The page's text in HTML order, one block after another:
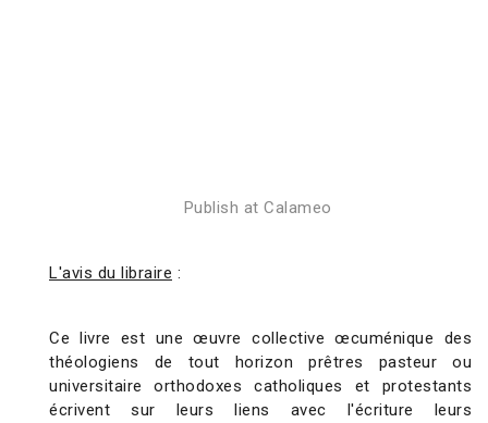
Publish at Calameo
L'avis du libraire :
Ce livre est une œuvre collective œcuménique des
théologiens de tout horizon prêtres pasteur ou
universitaire orthodoxes catholiques et protestants
écrivent sur leurs liens avec l'écriture leurs